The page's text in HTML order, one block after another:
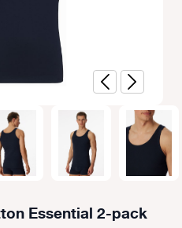
Essential 2-pack